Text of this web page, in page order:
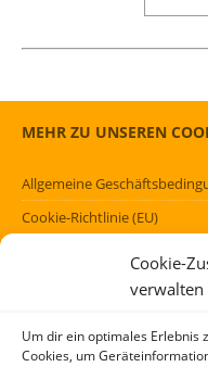
Cookie-
verwalten
Um dir ein optimales Erlebnis
Cookies, um
MEHR ZU UNSEREN
Allgemeine
Cookie-Richtlinie (EU)